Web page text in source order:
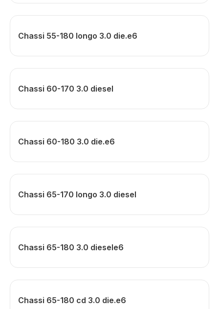
Chassi 55-180 longo 3.0 die.e6
Chassi 60-170 3.0 diesel
Chassi 60-180 3.0 die.e6
Chassi 65-170 longo 3.0 diesel
Chassi 65-180 3.0 diesele6
Chassi 65-180 cd 3.0 die.e6